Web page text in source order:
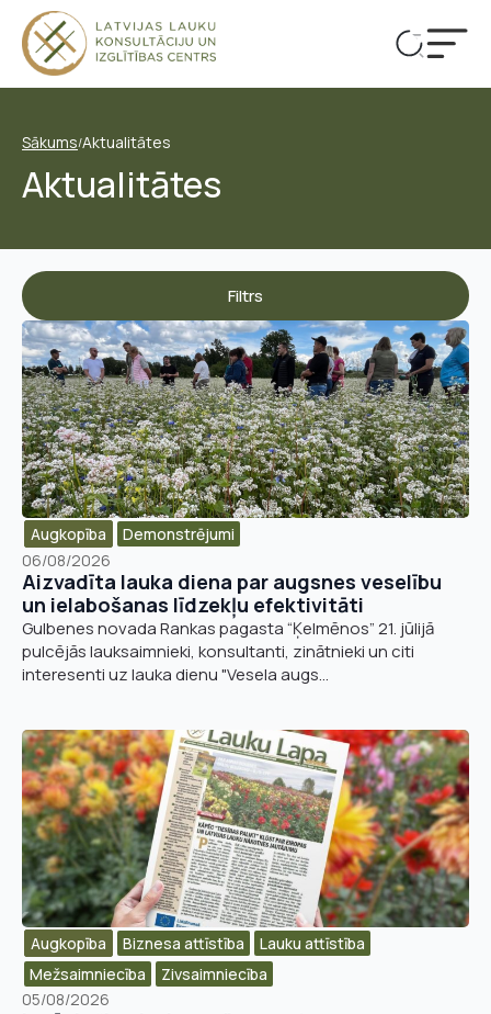
Sākums/Aktualitātes
Aktualitātes
Filtrs
Augkopība
Demonstrējumi
06/08/2026
Aizvadīta lauka diena par augsnes veselību
un ielabošanas līdzekļu efektivitāti
Gulbenes novada Rankas pagasta “Ķelmēnos” 21. jūlijā
pulcējās lauksaimnieki, konsultanti, zinātnieki un citi
interesenti uz lauka dienu "Vesela augs...
Augkopība Biznesa attīstība​
Lauku attīstība
Mežsaimniecība
Zivsaimniecība
05/08/2026